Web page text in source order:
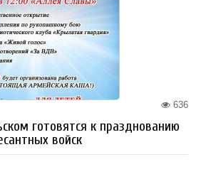
636
готовятся к празднованию
войск